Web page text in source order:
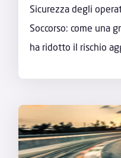
Sicurezza degli
Soccorso: come una
ha ridotto il rischio